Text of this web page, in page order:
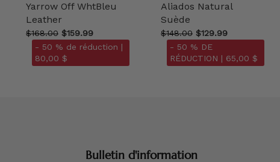
Yarrow Off WhtBleu
Leather
$168.00 $159.99
- 50 % de réduction |
80,00 $
Aliados Natural
Suède
$148.00 $129.99
- 50 % DE
RÉDUCTION | 65,00 $
Bulletin d'information